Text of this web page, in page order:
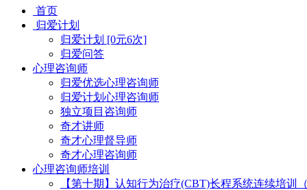
首页
归爱计划
归爱计划 [0元6次]
归爱问答
心理咨询师
归爱优选心理咨询师
归爱计划心理咨询师
独立项目咨询师
奇才讲师
奇才心理督导师
奇才心理咨询师
心理咨询师培训
【第十期】认知行为治疗(CBT)长程系统连续培训